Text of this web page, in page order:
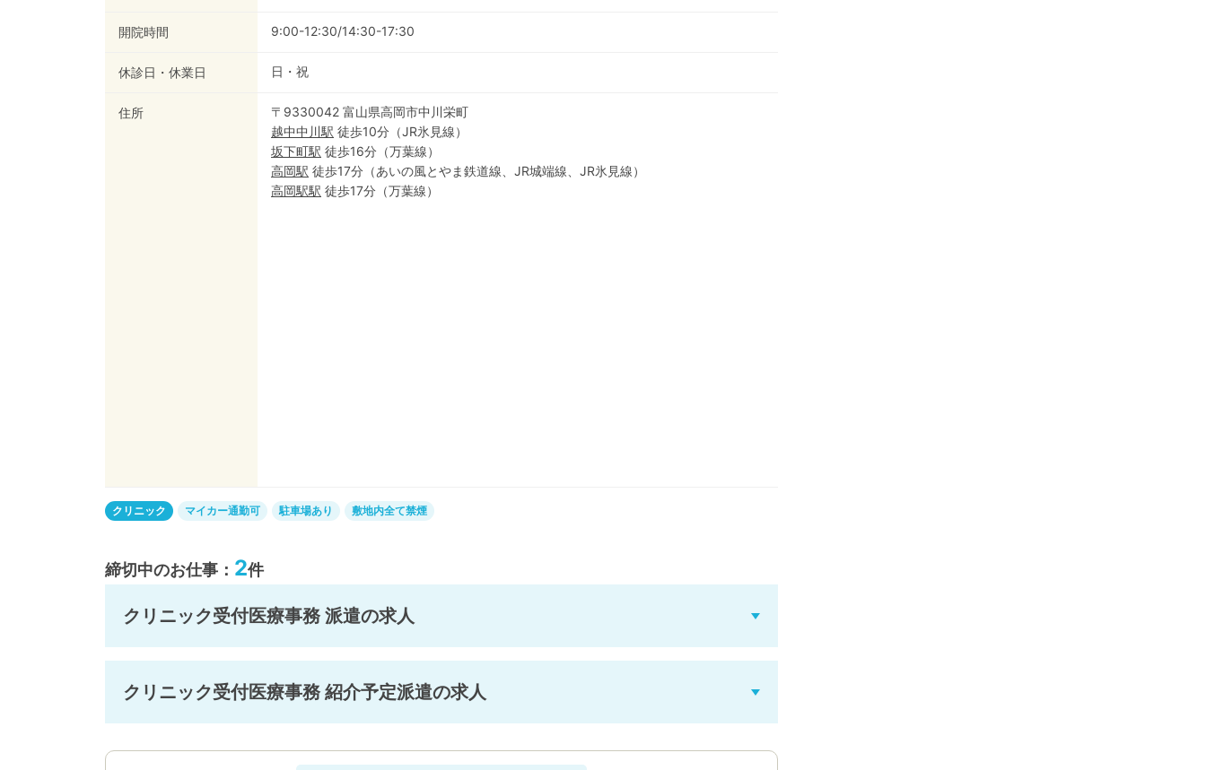
開院時間 9:00-12:30/14:30-17:30
休診日・休業日 日・祝
住所
〒9330042 富山県高岡市中川栄町
越中中川駅 徒歩10分 （JR氷見線）
坂下町駅 徒歩16分 （万葉線）
高岡駅 徒歩17分 （あいの風とやま鉄道線 JR城端線 JR氷見線）
高岡駅駅 徒歩17分 （万葉線）
クリニック マイカー通勤可 駐車場あり 敷地内全て禁煙
締切中のお仕事： 2件
クリニック受付医療事務 派遣の求人
クリニック受付医療事務 紹介予定派遣の求人